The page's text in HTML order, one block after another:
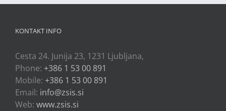
KONTAKT INFO
Cesta 24. Junija 23, 1231 Ljubljana,
Phone: +386 1 53 00 891
Mobile: +386 1 53 00 891
Email: info@zsis.si
Web: www.zsis.si